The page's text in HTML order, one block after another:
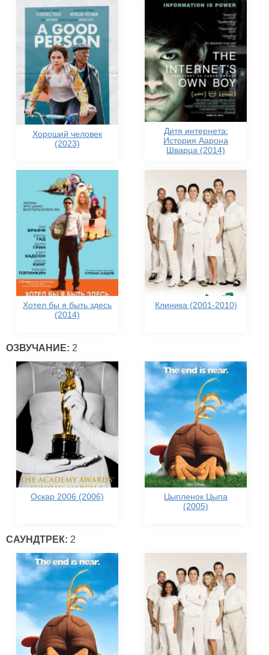
Хороший человек
(2023)
Дитя интернета:
История Аарона
Шварца (2014)
Хотел бы я быть здесь
(2014)
Клиника (2001-2010)
ОЗВУЧАНИЕ: 2
Оскар 2006 (2006)
Цыпленок Цыпа
(2005)
САУНДТРЕК: 2